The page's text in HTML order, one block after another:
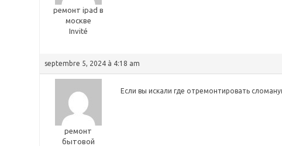
ремонт ipad в
москве
Invité
septembre 5, 2024 à 4:18 am
ремонт
бытовой
Если вы искали где отремонтировать